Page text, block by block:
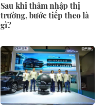
Sau khi thâm nhập thị
trường, bước tiếp theo là
gì?